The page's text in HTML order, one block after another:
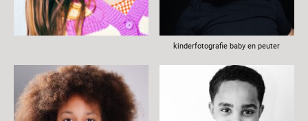
kinderfotografie baby en peuter